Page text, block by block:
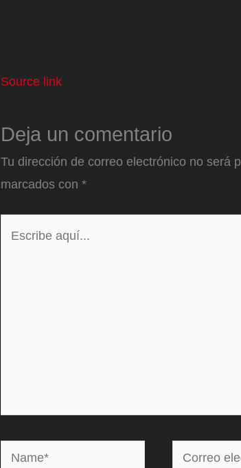
Source link
Deja un comentario
Tu dirección de correo electrónico no será
marcados con *
Name*
Correo